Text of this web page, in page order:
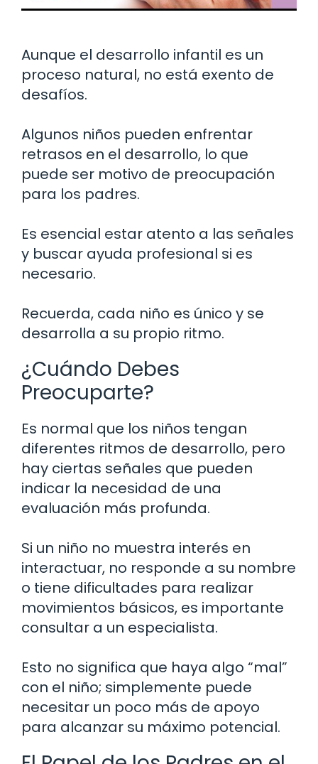
Aunque el desarrollo infantil es un
proceso natural, no está exento de
desafíos.
Algunos niños pueden enfrentar
retrasos en el desarrollo, lo que
puede ser motivo de preocupación
para los padres.
Es esencial estar atento a las señales
y buscar ayuda profesional si es
necesario.
Recuerda, cada niño es único y se
desarrolla a su propio ritmo.
¿Cuándo Debes
Preocuparte?
Es normal que los niños tengan
diferentes ritmos de desarrollo, pero
hay ciertas señales que pueden
indicar la necesidad de una
evaluación más profunda.
Si un niño no muestra interés en
interactuar, no responde a su nombre
o tiene dificultades para realizar
movimientos básicos, es importante
consultar a un especialista.
Esto no significa que haya algo “mal”
con el niño; simplemente puede
necesitar un poco más de apoyo
para alcanzar su máximo potencial.